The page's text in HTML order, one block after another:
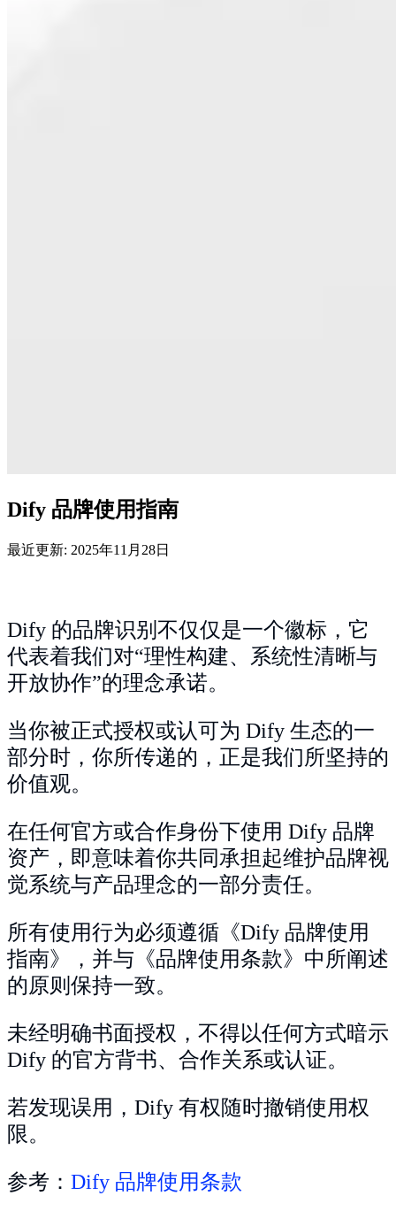
Dify 品牌使用指南
最近更新: 2025年11月28日
Dify 的品牌识别不仅仅是一个徽标，它
代表着我们对“理性构建、系统性清晰与
开放协作”的理念承诺。
当你被正式授权或认可为 Dify 生态的一
部分时，你所传递的，正是我们所坚持的
价值观。
在任何官方或合作身份下使用 Dify 品牌
资产，即意味着你共同承担起维护品牌视
觉系统与产品理念的一部分责任。
所有使用行为必须遵循《Dify 品牌使用
指南》，并与《品牌使用条款》中所阐述
的原则保持一致。
未经明确书面授权，不得以任何方式暗示
Dify 的官方背书、合作关系或认证。
若发现误用，Dify 有权随时撤销使用权
限。
参考： Dify 品牌使用条款